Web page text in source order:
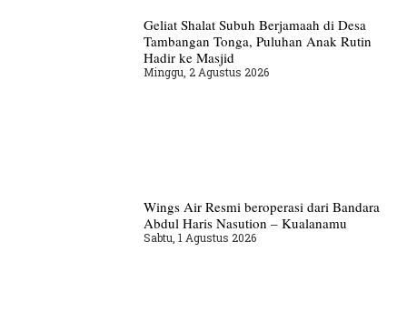
Geliat Shalat Subuh Berjamaah di Desa
Tambangan Tonga, Puluhan Anak Rutin
Hadir ke Masjid
Minggu, 2 Agustus 2026
Wings Air Resmi beroperasi dari Bandara
Abdul Haris Nasution – Kualanamu
Sabtu, 1 Agustus 2026